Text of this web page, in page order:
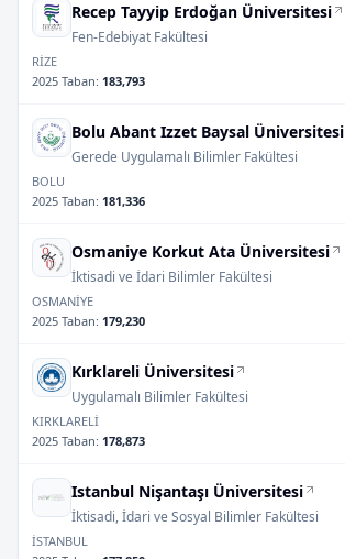
Recep Tayyip Erdoğan Üniversitesi
Fen-Edebiyat Fakültesi
RİZE
2025 Taban: 183,793
Bolu Abant Izzet Baysal Üniversitesi
Gerede Uygulamalı Bilimler Fakültesi
BOLU
2025 Taban: 181,336
Osmaniye Korkut Ata Üniversitesi
İktisadi ve İdari Bilimler Fakültesi
OSMANİYE
2025 Taban: 179,230
Kırklareli Üniversitesi
Uygulamalı Bilimler Fakültesi
KIRKLARELİ
2025 Taban: 178,873
Istanbul Nişantaşı Üniversitesi
İktisadi, İdari ve Sosyal Bilimler Fakültesi
İSTANBUL